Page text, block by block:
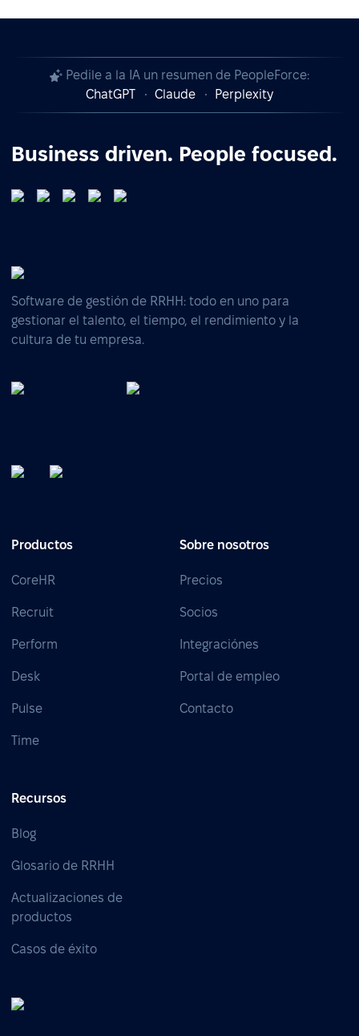
Pedile a la IA un resumen de PeopleForce:
ChatGPT
Claude Perplexity
Business driven. People focused.
Software de gestión de RRHH: todo en uno para
gestionar el talento, el tiempo, el rendimiento y la
cultura de tu empresa.
Productos
CoreHR
Recruit
Perform
Desk
Pulse
Time
Sobre nosotros
Precios
Socios
Integraciónes
Portal de empleo
Contacto
Recursos
Blog
Glosario de RRHH
Actualizaciones de
productos
Casos de éxito